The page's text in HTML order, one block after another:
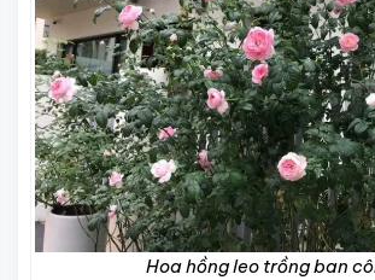
Hoa hồng leo trồng ban